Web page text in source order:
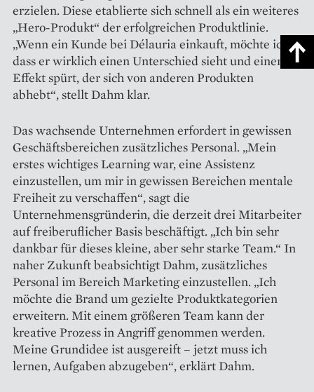
erzielen. Diese etablierte sich schnell als ein weiteres
„Hero-Produkt“ der erfolgreichen Produktlinie.
„Wenn ein Kunde bei Délauria einkauft, möchte ich,
dass er wirklich einen Unterschied sieht und einen
Effekt spürt, der sich von anderen Produkten
abhebt“, stellt Dahm klar.
Das wachsende Unternehmen erfordert in gewissen
Geschäfts­bereichen zusätzliches Personal. „Mein
erstes wichtiges Learning war, eine Assistenz
einzustellen, um mir in gewissen Bereichen mentale
Freiheit zu verschaffen“, sagt die
Unternehmensgründerin, die derzeit drei Mitarbeiter
auf freiberuflicher Basis beschäftigt. „Ich bin sehr
dankbar für dieses kleine, aber sehr starke Team.“ In
naher Zukunft beabsichtigt Dahm, zusätzliches
Personal im Bereich Marketing einzustellen. „Ich
möchte die Brand um gezielte Produktkategorien
erweitern. Mit einem größeren Team kann der
kreative Prozess in Angriff genommen werden.
Meine Grundidee ist ausgereift – jetzt muss ich
lernen, Aufgaben abzugeben“, erklärt Dahm.